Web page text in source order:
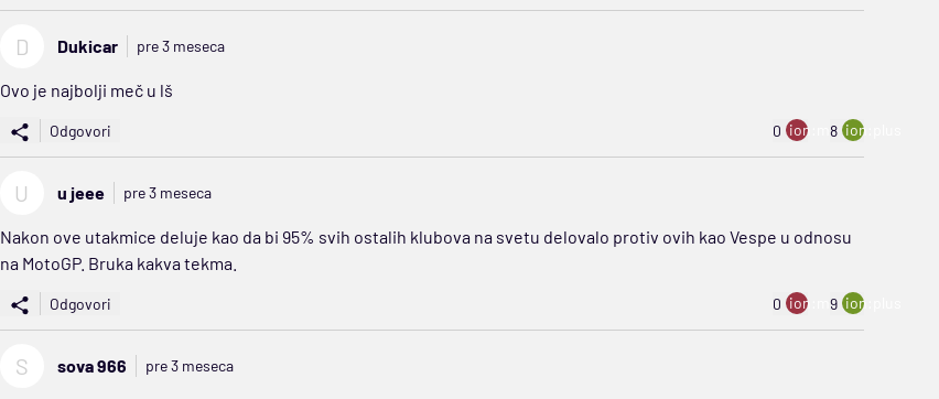
D Dukicar pre 3 meseca
Ovo je najbolji meč u lš
Odgovori 0 ion:minus
8 ion:plus
U u jeee pre 3 meseca
Nakon ove utakmice deluje kao da bi 95% svih ostalih klubova na svetu delovalo protiv ovih kao Vespe u odnosu
na MotoGP. Bruka kakva tekma.
Odgovori 0 ion:minus
9 ion:plus
S sova 966 pre 3 meseca